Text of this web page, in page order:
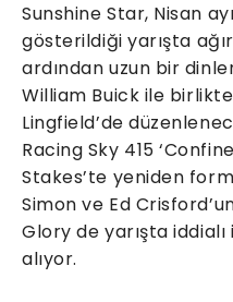
Sunshine Star, Nisan
gösterildiği yarışta
ardından uzun bir
William Buick ile
Lingfield’de
Racing Sky 415
Stakes’te yeniden
Simon ve Ed
Glory de yarışta
alıyor.